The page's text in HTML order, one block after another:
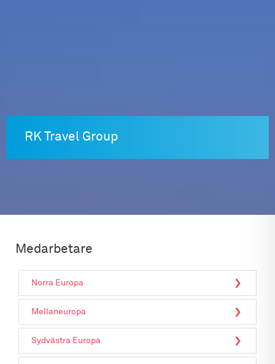
RK Travel Group
Medarbetare
Norra Europa
Mellaneuropa
Sydvästra Europa